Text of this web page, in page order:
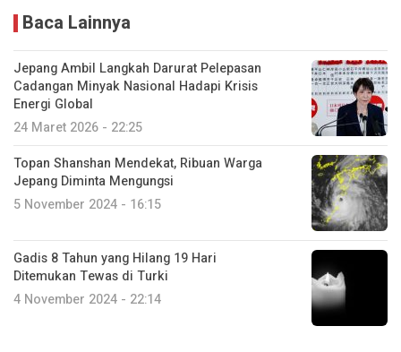
Baca Lainnya
Jepang Ambil Langkah Darurat Pelepasan
Cadangan Minyak Nasional Hadapi Krisis
Energi Global
24 Maret 2026 - 22:25
Topan Shanshan Mendekat, Ribuan Warga
Jepang Diminta Mengungsi
5 November 2024 - 16:15
Gadis 8 Tahun yang Hilang 19 Hari
Ditemukan Tewas di Turki
4 November 2024 - 22:14